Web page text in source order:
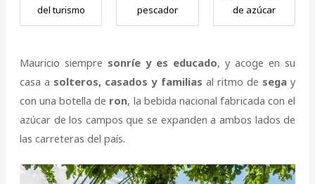
del turismo
pescador
de azúcar
Mauricio siempre sonríe y es educado, y acoge en su
casa a solteros, casados y familias al ritmo de sega y
con una botella de ron, la bebida nacional fabricada con el
azúcar de los campos que se expanden a ambos lados de
las carreteras del país.